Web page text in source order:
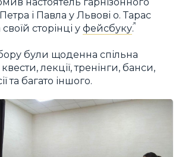
і Павла у Львові о. Тарас
сторінці у фейсбуку.
були щоденна спільна
лекції, тренінги, банси,
та багато іншого.